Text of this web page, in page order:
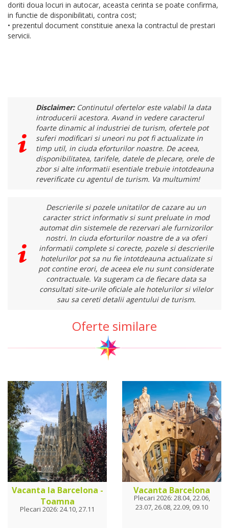
doriti doua locuri in autocar, aceasta cerinta se poate confirma,
in functie de disponibilitati, contra cost;
• prezentul document constituie anexa la contractul de prestari
servicii.
Disclaimer:Continutul ofertelor este valabil la data
introducerii acestora. Avand in vedere caracterul
foarte dinamic al industriei de turism, ofertele pot
suferi modificari si uneori nu pot fi actualizate in
timp util, in ciuda eforturilor noastre. De aceea,
disponibilitatea, tarifele, datele de plecare, orele de
zbor si alte informatii esentiale trebuie intotdeauna
reverificate cu agentul de turism. Va multumim!
Descrierile si pozele unitatilor de cazare au un
caracter strict informativ si sunt preluate in mod
automat din sistemele de rezervari ale furnizorilor
nostri. In ciuda eforturilor noastre de a va oferi
informatii complete si corecte, pozele si descrierile
hotelurilor pot sa nu fie intotdeauna actualizate si
pot contine erori, de aceea ele nu sunt considerate
contractuale. Va sugeram ca de fiecare data sa
consultati site-urile oficiale ale hotelurilor si vilelor
sau sa cereti detalii agentului de turism.
Oferte similare
Vacanta la Barcelona -
Toamna
Plecari 2026: 24.10, 27.11
Vacanta Barcelona
Plecari 2026: 28.04, 22.06,
23.07, 26.08, 22.09, 09.10